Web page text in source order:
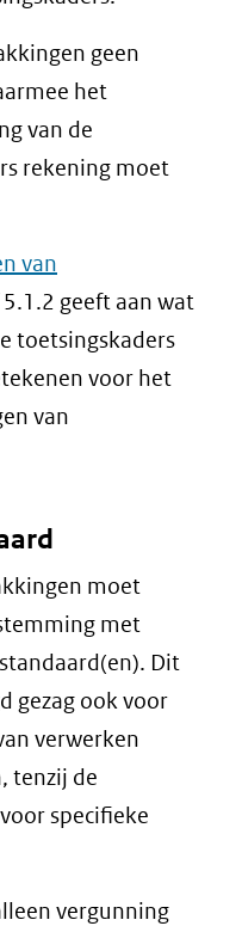
geen
het
van de
rekening moet
van
geeft aan wat
toetsingskaders
voor het
van
moet
met
Dit
gezag ook voor
verwerken
tenzij de
specifieke
vergunning